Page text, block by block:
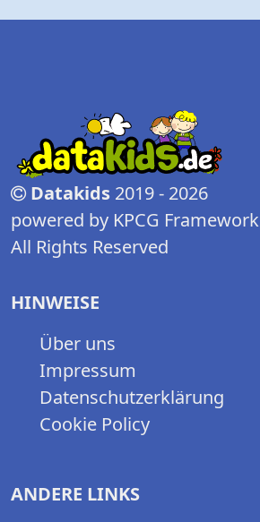
Datakids 2019 - 2026
powered by KPCG Framework
All Rights Reserved
HINWEISE
Über uns
Impressum
Datenschutzerklärung
Cookie Policy
ANDERE LINKS